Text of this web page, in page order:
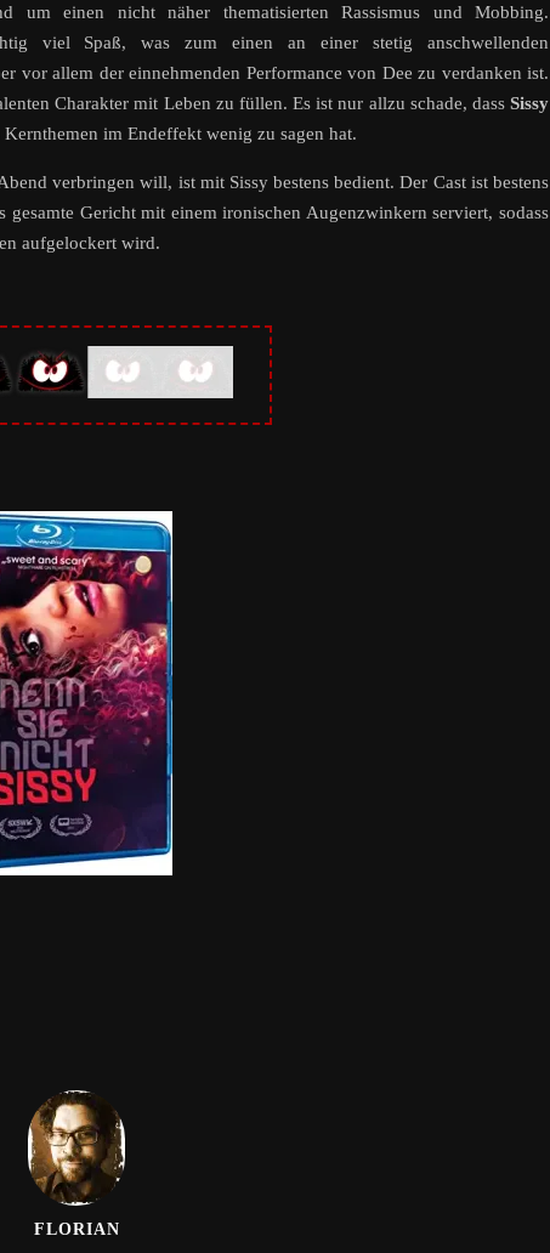
um einen nicht näher thematisierten Rassismus und Mobbing.
viel Spaß, was zum einen an einer stetig anschwellenden
vor allem der einnehmenden Performance von Dee zu verdanken ist.
Charakter mit Leben zu füllen. Es ist nur allzu schade, dass Sissy
im Endeffekt wenig zu sagen hat.
verbringen will, ist mit Sissy bestens bedient. Der Cast ist bestens
Gericht mit einem ironischen Augenzwinkern serviert, sodass
aufgelockert wird.
FLORIAN